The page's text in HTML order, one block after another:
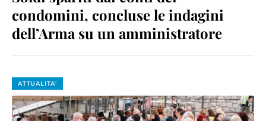
condomini, concluse le indagini
dell’Arma su un amministratore
ATTUALITA'